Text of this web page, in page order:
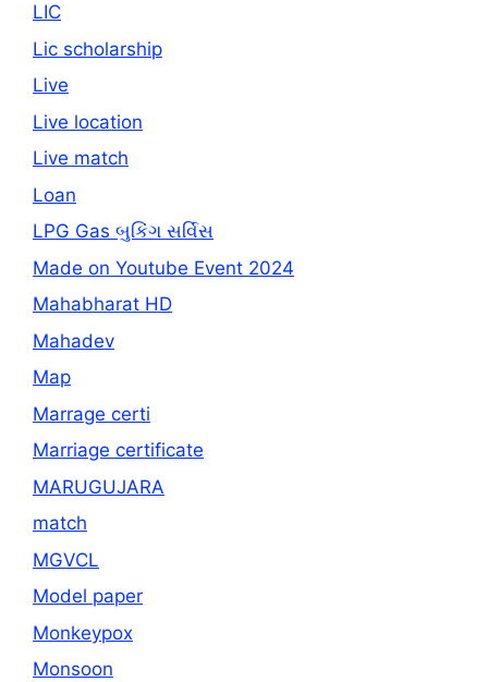
LIC
Lic scholarship
Live
Live location
Live match
Loan
LPG Gas બુકિંગ સર્વિસ
Made on Youtube Event 2024
Mahabharat HD
Mahadev
Map
Marrage certi
Marriage certificate
MARUGUJARA
match
MGVCL
Model paper
Monkeypox
Monsoon